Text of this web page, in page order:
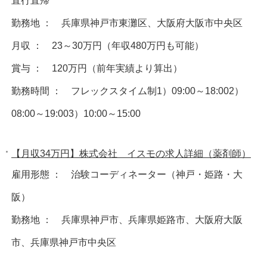
勤務地 ： 兵庫県神戸市東灘区、大阪府大阪市中央区
月収 ： 23～30万円（年収480万円も可能）
賞与 ： 120万円（前年実績より算出）
勤務時間 ： フレックスタイム制1）09:00～18:002）
08:00～19:003）10:00～15:00
【月収34万円】株式会社 イスモの求人詳細（薬剤師）
雇用形態 ： 治験コーディネーター（神戸・姫路・大
阪）
勤務地 ： 兵庫県神戸市、兵庫県姫路市、大阪府大阪
市、兵庫県神戸市中央区